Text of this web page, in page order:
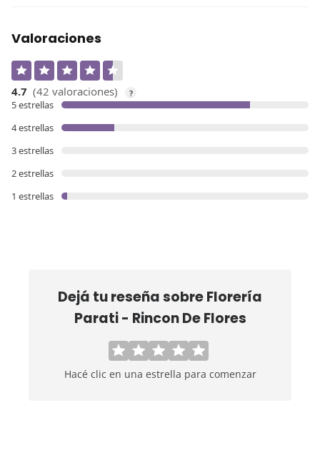
Valoraciones
4.7 (42 valoraciones) ?
5 estrellas
4 estrellas
3 estrellas
2 estrellas
1 estrellas
Dejá tu reseña sobreFlorería
Parati - Rincon De Flores
Hacé clic en una estrella para comenzar